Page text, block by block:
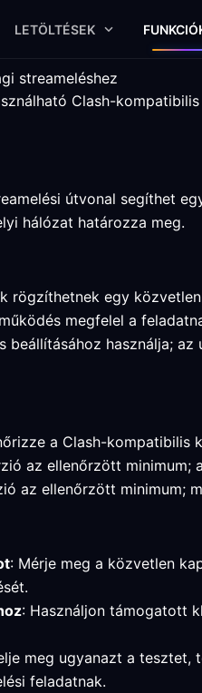
LETÖLTÉSEK
streameléshez
Clash-
útvonal segíthet
hálózat határozza meg.
rögzíthetnek egy
megfelel a
használja;
a Clash-
az ellenőrzött
az ellenőrzött
: Mérje meg a közvetlen
: Használjon támogatott
meg ugyanazt a
feladatnak.